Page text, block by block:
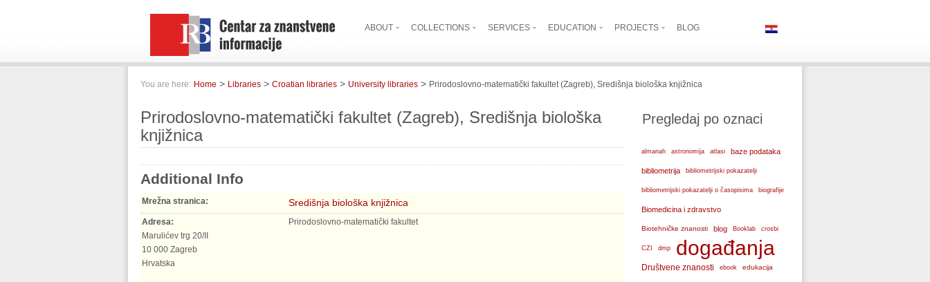
ABOUT COLLECTIONS SERVICES EDUCATION PROJECTS BLOG
You are here: Home > Libraries > Croatian libraries > University libraries > Prirodoslovno-matematički fakultet (Zagreb), Središnja biološka knjižnica
Prirodoslovno-matematički fakultet (Zagreb), Središnja biološka
knjižnica
Additional Info
Mrežna stranica: Središnja biološka knjižnica
Adresa:
Prirodoslovno-matematički fakultet
Marulićev trg 20/II
10 000 Zagreb
Hrvatska
Pregledaj po oznaci
almanah astronomija atlasi baze podataka
bibliometrija bibliometrijski pokazatelji
bibliometrijski pokazatelji o časopisima biografije
Biomedicina i zdravstvo
Biotehničke znanosti blog Booklab crosbi
CZI dmp događanja
Društvene znanosti ebook edukacija